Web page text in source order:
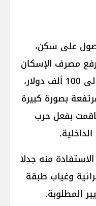
على سكن،
رفع مصرف الإسكان
سقف القرض السكني من 50 إلى 100 ألف دولار،
بصورة كبيرة
بفعل حرب
منه جدلا
وغياب طبقة
المطلوبة.